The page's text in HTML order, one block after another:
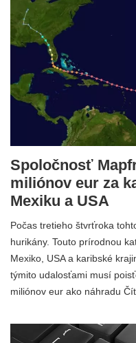
Spoločnosť
miliónov eur za
Mexiku a USA
Počas tretieho štvrťroka
hurikány. Touto prírodnou
Mexiko, USA a karibské
týmito udalosťami musí
miliónov eur ako náhradu